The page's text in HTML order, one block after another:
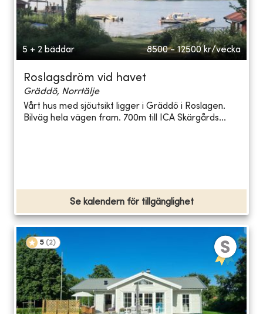
5 + 2 bäddar 8500 - 12500 kr/vecka
Roslagsdröm vid havet
Gräddö, Norrtälje
Vårt hus med sjöutsikt ligger i Gräddö i Roslagen.
Bilväg hela vägen fram. 700m till ICA Skärgårds...
Se kalendern för tillgänglighet
5 (2)